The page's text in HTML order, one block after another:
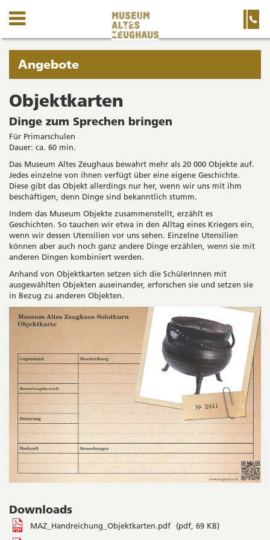
Kanton
Solothurn
Wichtige
Seiten
Startseite
Hauptnavigation
Inhalt
Sitemap
Suche
Navigation
und
Suche
Navigation
Sie
befinden
sich
gerade
in:
Angebote
Objektkarten
Dinge zum Sprechen bringen
Für Primarschulen
Dauer: ca. 60 min.
Das Museum Altes Zeughaus bewahrt mehr als 20 000 Objekte auf.
Jedes einzelne von ihnen verfügt über eine eigene Geschichte.
Diese gibt das Objekt allerdings nur her, wenn wir uns mit ihm
beschäftigen, denn Dinge sind bekanntlich stumm.
Indem das Museum Objekte zusammenstellt, erzählt es
Geschichten. So tauchen wir etwa in den Alltag eines Kriegers ein,
wenn wir dessen Utensilien vor uns sehen. Einzelne Utensilien
können aber auch noch ganz andere Dinge erzählen, wenn sie mit
anderen Dingen kombiniert werden.
Anhand von Objektkarten setzen sich die SchülerInnen mit
ausgewählten Objekten auseinander, erforschen sie und setzen sie
in Bezug zu anderen Objekten.
Downloads
MAZ_Handreichung_Objektkarten.pdf (pdf, 69 KB)